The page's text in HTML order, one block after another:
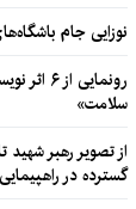
نوزایی جام
رونمایی
سلامت»
از تصویر رهبر
گسترده در